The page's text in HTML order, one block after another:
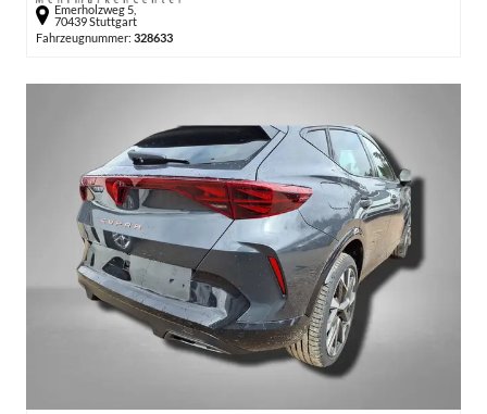
Emerholzweg 5,
70439 Stuttgart
Fahrzeugnummer: 328633